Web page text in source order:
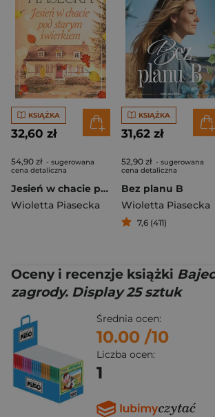
KSIĄŻKA
32,60 zł
54,90 zł - sugerowana
cena detaliczna
Jesień w chacie pod starym świerkiem
Wioletta Piasecka
KSIĄŻKA
31,62 zł
52,90 zł - sugerowana
cena detaliczna
Bez planu B
Wioletta Piasecka
7,6 (411)
Oceny i recenzje książki
zagrody. Display 25 sztuk
Średnia ocen:
10.00 /10
Liczba ocen:
1